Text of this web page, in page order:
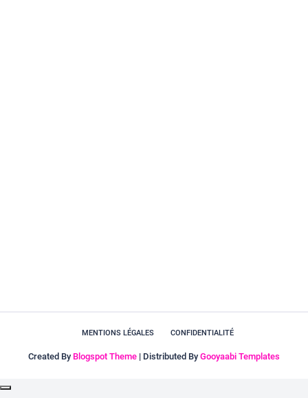
MENTIONS LÉGALES CONFIDENTIALITÉ
Created By Blogspot Theme | Distributed By Gooyaabi Templates